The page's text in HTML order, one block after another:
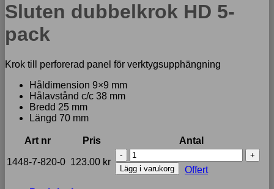
Sluten dubbelkrok HD 5-
pack
Krok till perforerad panel för verktygsupphängning
Håldimension 9×9 mm
Hålavstånd c/c 38 mm
Bredd 25 mm
Längd 70 mm
Art nr Pris Antal
1448-7-820-0 123.00 kr
Sluten
dubbelkrok
HD
Lägg i varukorg Offert